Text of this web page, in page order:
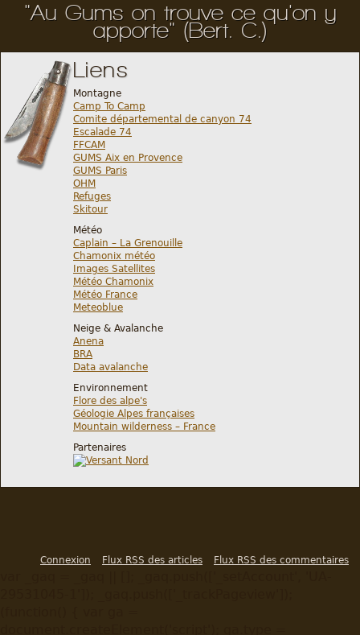
"Au Gums on trouve ce qu'on y
apporte" (Bert. C.)
Liens
Montagne
Camp To Camp
Comite départemental de canyon 74
Escalade 74
FFCAM
GUMS Aix en Provence
GUMS Paris
OHM
Refuges
Skitour
Météo
Caplain – La Grenouille
Chamonix météo
Images Satellites
Météo Chamonix
Météo France
Meteoblue
Neige & Avalanche
Anena
BRA
Data avalanche
Environnement
Flore des alpe's
Géologie Alpes françaises
Mountain wilderness – France
Partenaires
Connexion Flux RSS des articles Flux RSS des commentaires